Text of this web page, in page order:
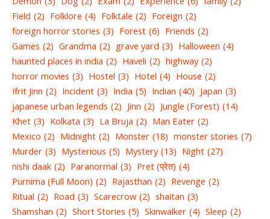
Field (2) Folklore (4) Folktale (2) Foreign (2)
foreign horror stories (3) Forest (6) Friends (2)
Games (2) Grandma (2) grave yard (3) Halloween (4)
haunted places in india (2) Haveli (2) highway (2)
horror movies (3) Hostel (3) Hotel (4) House (2)
Ifrit Jinn (2) Incident (3) India (5) Indian (40) Japan (3)
japanese urban legends (2) Jinn (2) Jungle (Forest) (14)
Khet (3) Kolkata (3) La Bruja (2) Man Eater (2)
Mexico (2) Midnight (2) Monster (18) monster stories (7)
Murder (3) Mysterious (5) Mystery (13) Night (27)
nishi daak (2) Paranormal (3) Pret (प्रेत) (4)
Purnima (Full Moon) (2) Rajasthan (2) Revenge (2)
Ritual (2) Road (3) Scarecrow (2) shaitan (3)
Shamshan (2) Short Stories (5) Skinwalker (4) Sleep (2)